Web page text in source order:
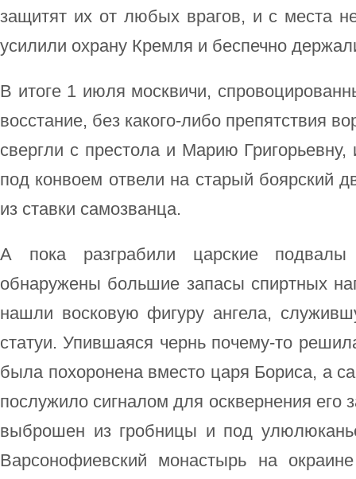
защитят их от любых врагов, и с места
усилили охрану Кремля и беспечно
В итоге 1 июля москвичи,
восстание, без какого-либо препятствия
свергли с престола и Марию
под конвоем отвели на старый боярский
из ставки самозванца.
А пока разграбили царские
обнаружены большие запасы спиртных
нашли восковую фигуру ангела,
статуи. Упившаяся чернь почему-то
была похоронена вместо царя Бориса, а
послужило сигналом для осквернения его
выброшен из гробницы и под
Варсонофиевский монастырь на